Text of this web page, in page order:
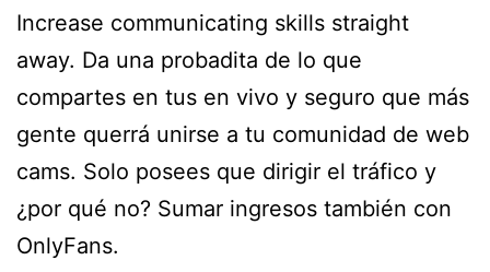
Increase communicating skills straight
away. Da una probadita de lo que
compartes en tus en vivo y seguro que más
gente querrá unirse a tu comunidad de web
cams. Solo posees que dirigir el tráfico y
¿por qué no? Sumar ingresos también con
OnlyFans.